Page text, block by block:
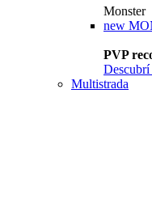
Monster
new
PVP
Descubrí
Multistrada